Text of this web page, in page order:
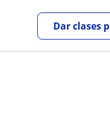
Dar clases